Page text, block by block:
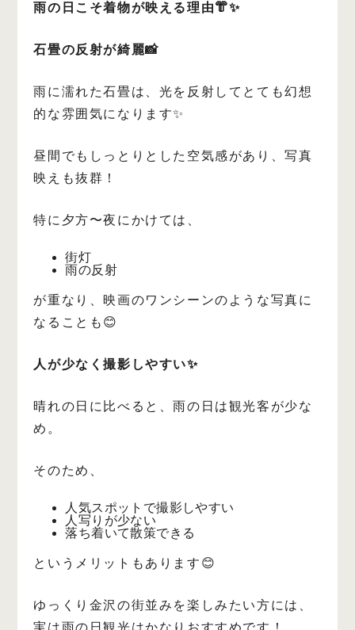
雨の日こそ着物が映える理由👘✨
石畳の反射が綺麗📸
雨に濡れた石畳は、光を反射してとても幻想
的な雰囲気になります✨
昼間でもしっとりとした空気感があり、写真
映えも抜群！
特に夕方〜夜にかけては、
街灯
雨の反射
が重なり、映画のワンシーンのような写真に
なることも😊
人が少なく撮影しやすい✨
晴れの日に比べると、雨の日は観光客が少な
め。
そのため、
人気スポットで撮影しやすい
人写りが少ない
落ち着いて散策できる
というメリットもあります😊
ゆっくり金沢の街並みを楽しみたい方には、
実は雨の日観光はかなりおすすめです！